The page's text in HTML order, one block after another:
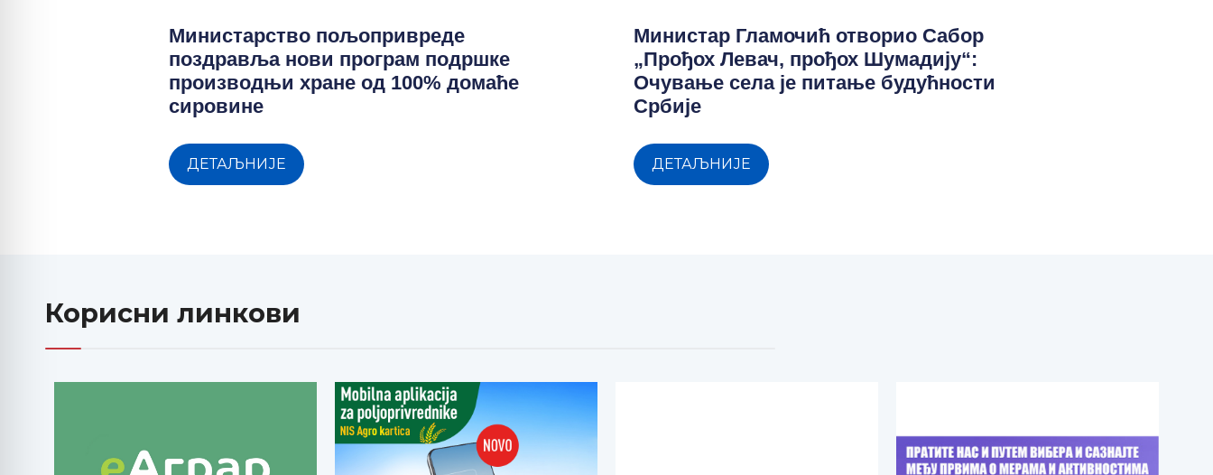
Министарство пољопривреде
поздравља нови програм подршке
производњи хране од 100% домаће
сировине
ДЕТАЉНИЈЕ
Министар Гламочић отворио Сабор
„Прођох Левач, прођох Шумадију“:
Очување села је питање будућности
Србије
ДЕТАЉНИЈЕ
Корисни линкови